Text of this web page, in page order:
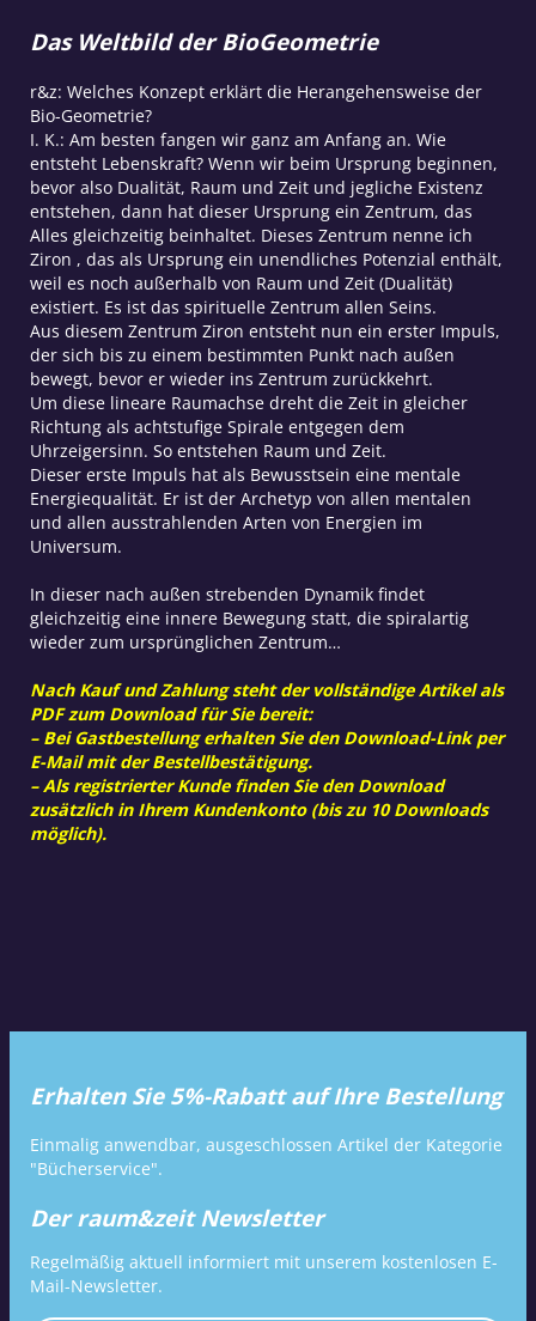
Das Weltbild der BioGeometrie
r&z: Welches Konzept erklärt die Herangehensweise der
Bio-Geometrie?
I. K.: Am besten fangen wir ganz am Anfang an. Wie
entsteht Lebenskraft? Wenn wir beim Ursprung beginnen,
bevor also Dualität, Raum und Zeit und jegliche Existenz
entstehen, dann hat dieser Ursprung ein Zentrum, das
Alles gleichzeitig beinhaltet. Dieses Zentrum nenne ich
Ziron , das als Ursprung ein unendliches Potenzial enthält,
weil es noch außerhalb von Raum und Zeit (Dualität)
existiert. Es ist das spirituelle Zentrum allen Seins.
Aus diesem Zentrum Ziron entsteht nun ein erster Impuls,
der sich bis zu einem bestimmten Punkt nach außen
bewegt, bevor er wieder ins Zentrum zurückkehrt.
Um diese lineare Raumachse dreht die Zeit in gleicher
Richtung als achtstufige Spirale entgegen dem
Uhrzeigersinn. So entstehen Raum und Zeit.
Dieser erste Impuls hat als Bewusstsein eine mentale
Energiequalität. Er ist der Archetyp von allen mentalen
und allen ausstrahlenden Arten von Energien im
Universum.
In dieser nach außen strebenden Dynamik findet
gleichzeitig eine innere Bewegung statt, die spiralartig
wieder zum ursprünglichen Zentrum…
Nach Kauf und Zahlung steht der vollständige Artikel als
PDF zum Download für Sie bereit:
– Bei Gastbestellung erhalten Sie den Download-Link per
E-Mail mit der Bestellbestätigung.
– Als registrierter Kunde finden Sie den Download
zusätzlich in Ihrem Kundenkonto (bis zu 10 Downloads
möglich).
Erhalten Sie 5%-Rabatt auf Ihre Bestellung
Einmalig anwendbar, ausgeschlossen Artikel der Kategorie
"Bücherservice".
Der raum&zeit Newsletter
Regelmäßig aktuell informiert mit unserem kostenlosen E-
Mail-Newsletter.